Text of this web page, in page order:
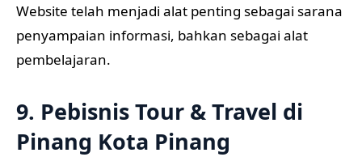
Website telah menjadi alat penting sebagai sarana
penyampaian informasi, bahkan sebagai alat
pembelajaran.
9. Pebisnis Tour & Travel di
Pinang Kota Pinang